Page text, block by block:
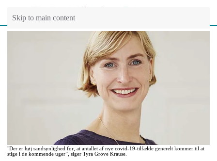
Skip to main content
"Der er høj sandsynlighed for, at antallet af nye covid-19-tilfælde generelt kommer til at
stige i de kommende uger”, siger Tyra Grove Krause.